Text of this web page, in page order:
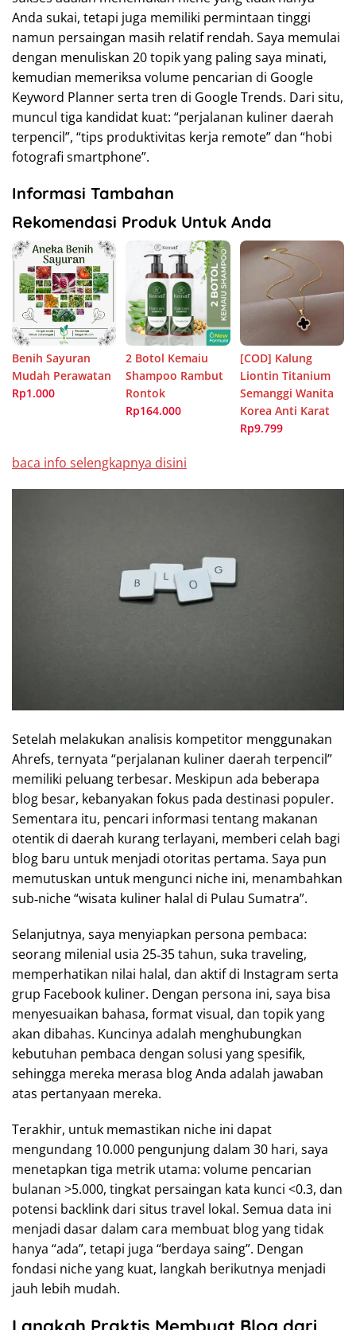
Anda sukai, tetapi juga memiliki permintaan tinggi
namun persaingan masih relatif rendah. Saya memulai
dengan menuliskan 20 topik yang paling saya minati,
kemudian memeriksa volume pencarian di Google
Keyword Planner serta tren di Google Trends. Dari situ,
muncul tiga kandidat kuat: “perjalanan kuliner daerah
terpencil”, “tips produktivitas kerja remote” dan “hobi
fotografi smartphone”.
Informasi Tambahan
Rekomendasi Produk Untuk Anda
Benih Sayuran
Mudah Perawatan
Rp1.000
2 Botol Kemaiu
Shampoo Rambut
Rontok
Rp164.000
[COD] Kalung
Liontin Titanium
Semanggi Wanita
Korea Anti Karat
Rp9.799
baca info selengkapnya disini
Setelah melakukan analisis kompetitor menggunakan
Ahrefs, ternyata “perjalanan kuliner daerah terpencil”
memiliki peluang terbesar. Meskipun ada beberapa
blog besar, kebanyakan fokus pada destinasi populer.
Sementara itu, pencari informasi tentang makanan
otentik di daerah kurang terlayani, memberi celah bagi
blog baru untuk menjadi otoritas pertama. Saya pun
memutuskan untuk mengunci niche ini, menambahkan
sub‑niche “wisata kuliner halal di Pulau Sumatra”.
Selanjutnya, saya menyiapkan persona pembaca:
seorang milenial usia 25‑35 tahun, suka traveling,
memperhatikan nilai halal, dan aktif di Instagram serta
grup Facebook kuliner. Dengan persona ini, saya bisa
menyesuaikan bahasa, format visual, dan topik yang
akan dibahas. Kuncinya adalah menghubungkan
kebutuhan pembaca dengan solusi yang spesifik,
sehingga mereka merasa blog Anda adalah jawaban
atas pertanyaan mereka.
Terakhir, untuk memastikan niche ini dapat
mengundang 10.000 pengunjung dalam 30 hari, saya
menetapkan tiga metrik utama: volume pencarian
bulanan >5.000, tingkat persaingan kata kunci <0.3, dan
potensi backlink dari situs travel lokal. Semua data ini
menjadi dasar dalam cara membuat blog yang tidak
hanya “ada”, tetapi juga “berdaya saing”. Dengan
fondasi niche yang kuat, langkah berikutnya menjadi
jauh lebih mudah.